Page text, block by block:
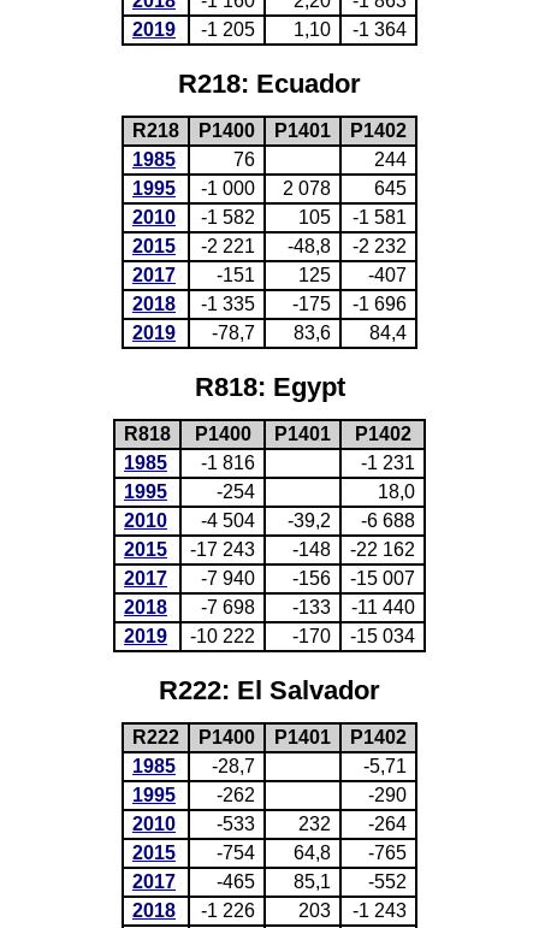
2019
-1 205 1,10 -1 364
R218: Ecuador
R218 P1400 P1401
P1402
1985
76
244
1995
-1 000 2 078
645
2010
-1 582 105
-1 581
2015
-2 221 -48,8
-2 232
2017
-151 125
-407
2018
-1 335 -175
-1 696
2019
-78,7 83,6 84,4
R818: Egypt
R818 P1400 P1401
P1402
1985
-1 816
-1 231
1995
-254
18,0
2010
-4 504 -39,2
-6 688
2015
-17 243 -148
-22 162
2017
-7 940 -156
-15 007
2018
-7 698 -133
-11 440
2019
-10 222 -170 -15 034
R222: El Salvador
R222 P1400 P1401
P1402
1985
-28,7
-5,71
1995
-262
-290
2010
-533 232
-264
2015
-754 64,8
-765
2017
-465 85,1
-552
2018
-1 226 203
-1 243